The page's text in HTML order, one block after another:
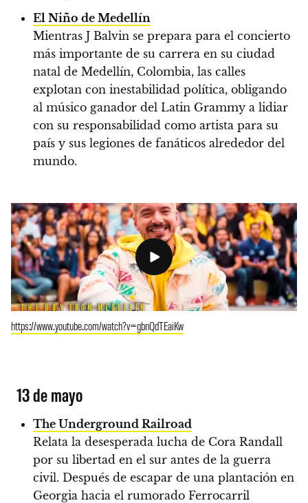
El Niño de Medellín
Mientras J Balvin se prepara para el concierto
más importante de su carrera en su ciudad
natal de Medellín, Colombia, las calles
explotan con inestabilidad política, obligando
al músico ganador del Latin Grammy a lidiar
con su responsabilidad como artista para su
país y sus legiones de fanáticos alrededor del
mundo.
https://www.youtube.com/watch?v=gbnQdTEaiKw
13 de mayo
The Underground Railroad
Relata la desesperada lucha de Cora Randall
por su libertad en el sur antes de la guerra
civil. Después de escapar de una plantación en
Georgia hacia el rumorado Ferrocarril